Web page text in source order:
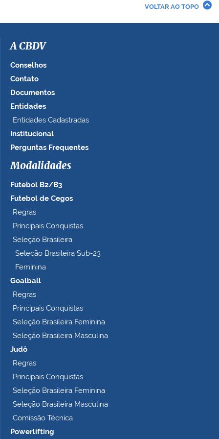
i
a
e
o
t
a
n
o
o
m
e
t
VOLTAR AO TOPO
A CBDV
Conselhos
Contato
Documentos
Entidades
Entidades Cadastradas
Institucional
Perguntas Frequentes
Modalidades
Futebol B2/B3
Futebol de Cegos
Regras
Principais Conquistas
Seleção Brasileira
Seleção Brasileira Sub-23
Feminina
Goalball
Regras
Principais Conquistas
Seleção Brasileira Feminina
Seleção Brasileira Masculina
Judô
Regras
Principais Conquistas
Seleção Brasileira Feminina
Seleção Brasileira Masculina
Comissão Técnica
Powerlifting